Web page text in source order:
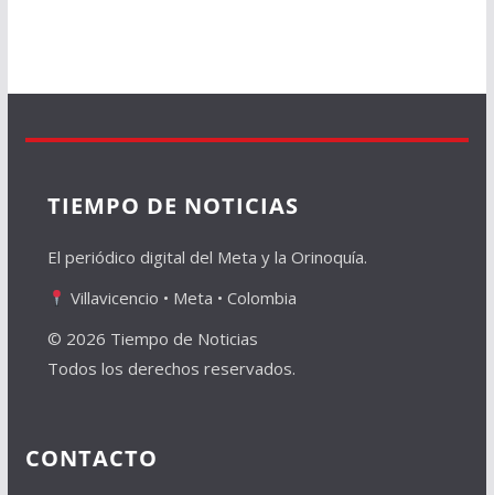
TIEMPO DE NOTICIAS
El periódico digital del Meta y la Orinoquía.
Villavicencio • Meta • Colombia
© 2026 Tiempo de Noticias
Todos los derechos reservados.
CONTACTO